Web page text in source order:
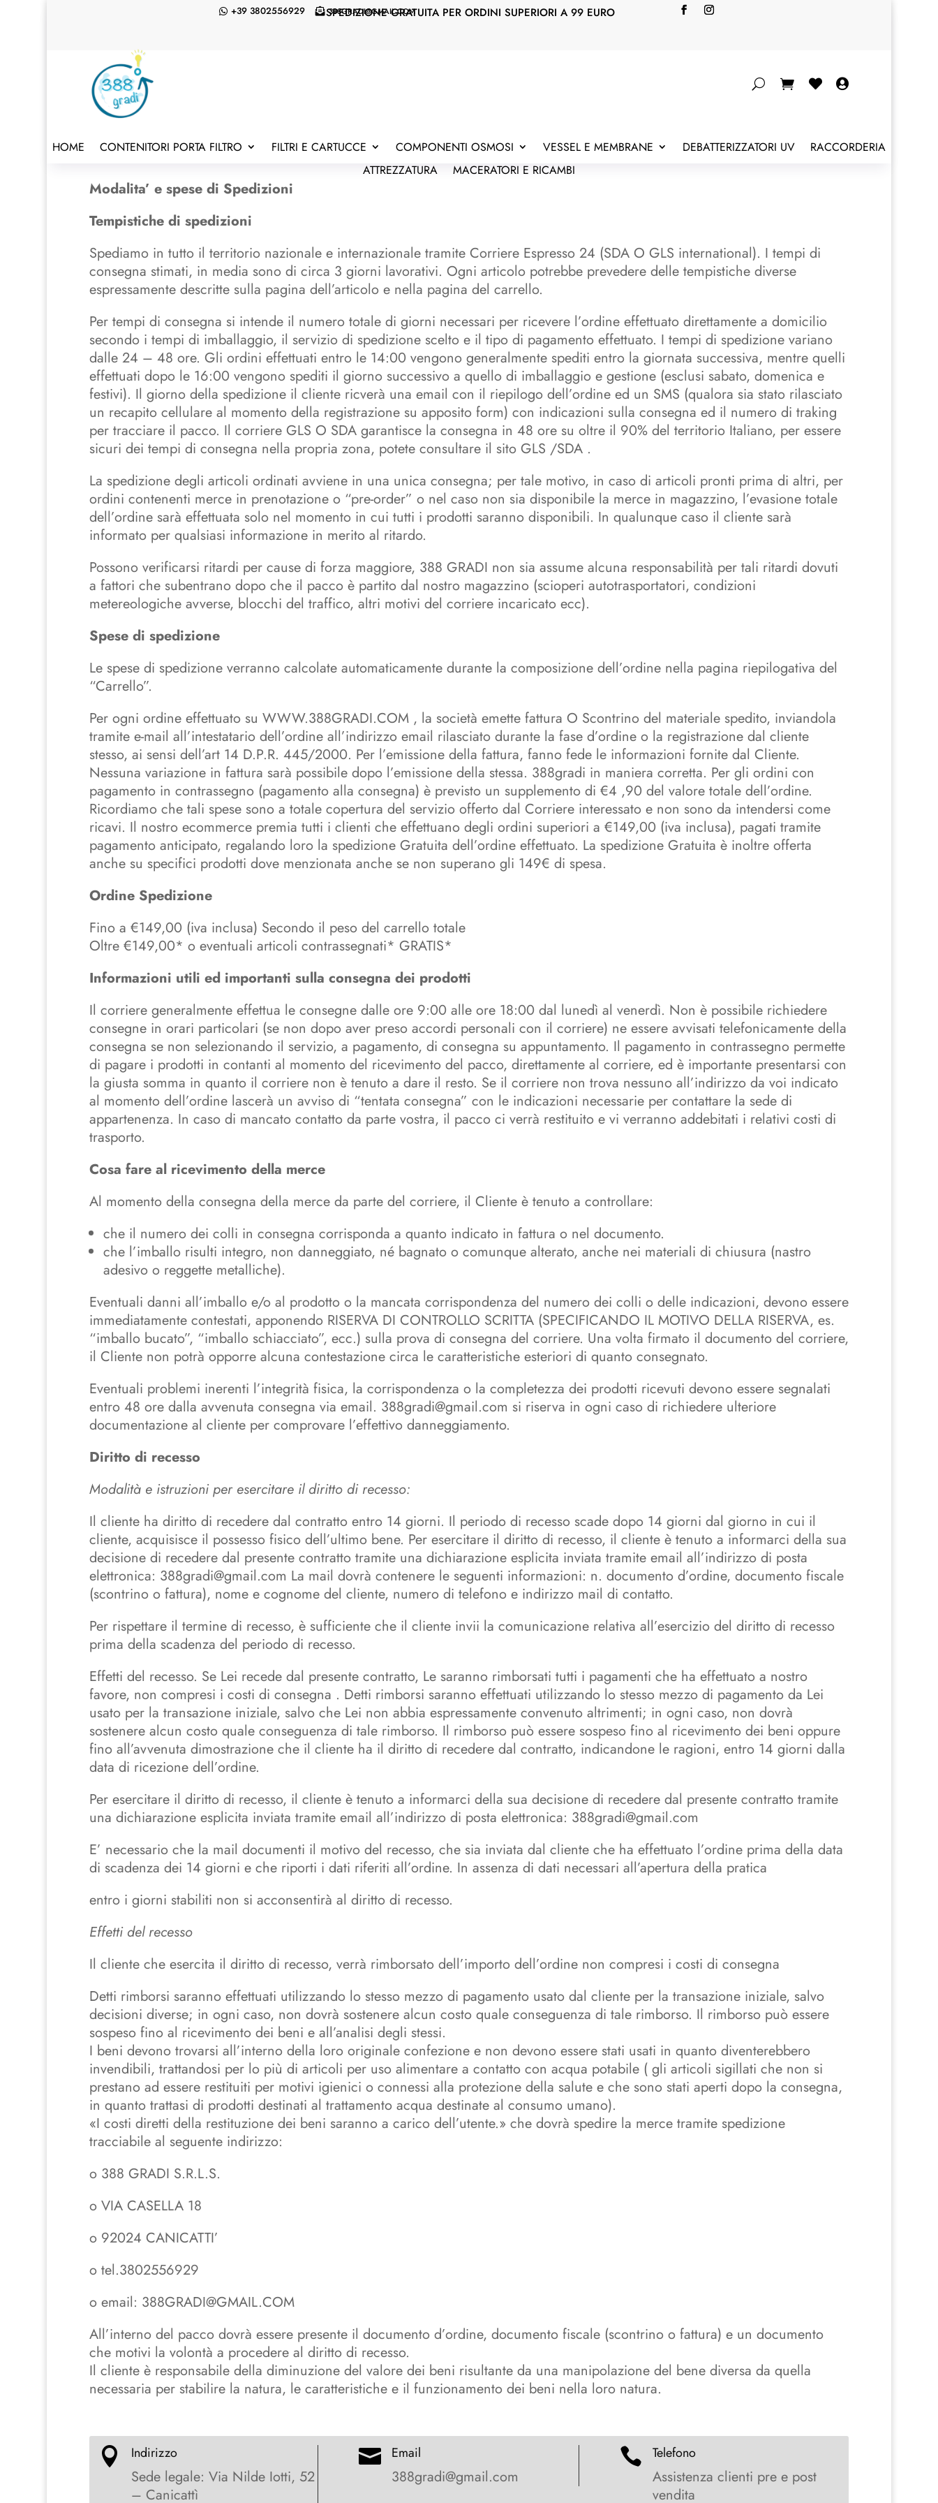
SPEDIZIONE GRATUITA PER ORDINI SUPERIORI A 99 EURO
 +39 3802556929  388GRADI@GMAIL.COM
 
HOME CONTENITORI PORTA FILTRO FILTRI E CARTUCCE COMPONENTI OSMOSI VESSEL E MEMBRANE DEBATTERIZZATORI UV
RACCORDERIA
ATTREZZATURA
MACERATORI E RICAMBI
Modalita’ e spese di Spedizioni
Tempistiche di spedizioni
Spediamo in tutto il territorio nazionale e internazionale tramite Corriere Espresso 24 (SDA O GLS international). I tempi di
consegna stimati, in media sono di circa 3 giorni lavorativi. Ogni articolo potrebbe prevedere delle tempistiche diverse
espressamente descritte sulla pagina dell’articolo e nella pagina del carrello.
Per tempi di consegna si intende il numero totale di giorni necessari per ricevere l’ordine effettuato direttamente a domicilio
secondo i tempi di imballaggio, il servizio di spedizione scelto e il tipo di pagamento effettuato. I tempi di spedizione variano
dalle 24 – 48 ore. Gli ordini effettuati entro le 14:00 vengono generalmente spediti entro la giornata successiva, mentre quelli
effettuati dopo le 16:00 vengono spediti il giorno successivo a quello di imballaggio e gestione (esclusi sabato, domenica e
festivi). Il giorno della spedizione il cliente ricverà una email con il riepilogo dell’ordine ed un SMS (qualora sia stato rilasciato
un recapito cellulare al momento della registrazione su apposito form) con indicazioni sulla consegna ed il numero di traking
per tracciare il pacco. Il corriere GLS O SDA garantisce la consegna in 48 ore su oltre il 90% del territorio Italiano, per essere
sicuri dei tempi di consegna nella propria zona, potete consultare il sito GLS /SDA .
La spedizione degli articoli ordinati avviene in una unica consegna; per tale motivo, in caso di articoli pronti prima di altri, per
ordini contenenti merce in prenotazione o “pre-order” o nel caso non sia disponibile la merce in magazzino, l’evasione totale
dell’ordine sarà effettuata solo nel momento in cui tutti i prodotti saranno disponibili. In qualunque caso il cliente sarà
informato per qualsiasi informazione in merito al ritardo.
Possono verificarsi ritardi per cause di forza maggiore, 388 GRADI non sia assume alcuna responsabilità per tali ritardi dovuti
a fattori che subentrano dopo che il pacco è partito dal nostro magazzino (scioperi autotrasportatori, condizioni
metereologiche avverse, blocchi del traffico, altri motivi del corriere incaricato ecc).
Spese di spedizione
Le spese di spedizione verranno calcolate automaticamente durante la composizione dell’ordine nella pagina riepilogativa del
“Carrello”.
Per ogni ordine effettuato su WWW.388GRADI.COM , la società emette fattura O Scontrino del materiale spedito, inviandola
tramite e-mail all’intestatario dell’ordine all’indirizzo email rilasciato durante la fase d’ordine o la registrazione dal cliente
stesso, ai sensi dell’art 14 D.P.R. 445/2000. Per l’emissione della fattura, fanno fede le informazioni fornite dal Cliente.
Nessuna variazione in fattura sarà possibile dopo l’emissione della stessa. 388gradi in maniera corretta. Per gli ordini con
pagamento in contrassegno (pagamento alla consegna) è previsto un supplemento di €4 ,90 del valore totale dell’ordine.
Ricordiamo che tali spese sono a totale copertura del servizio offerto dal Corriere interessato e non sono da intendersi come
ricavi. Il nostro ecommerce premia tutti i clienti che effettuano degli ordini superiori a €149,00 (iva inclusa), pagati tramite
pagamento anticipato, regalando loro la spedizione Gratuita dell’ordine effettuato. La spedizione Gratuita è inoltre offerta
anche su specifici prodotti dove menzionata anche se non superano gli 149€ di spesa.
Ordine Spedizione
Fino a €149,00 (iva inclusa) Secondo il peso del carrello totale
Oltre €149,00* o eventuali articoli contrassegnati* GRATIS*
Informazioni utili ed importanti sulla consegna dei prodotti
Il corriere generalmente effettua le consegne dalle ore 9:00 alle ore 18:00 dal lunedì al venerdì. Non è possibile richiedere
consegne in orari particolari (se non dopo aver preso accordi personali con il corriere) ne essere avvisati telefonicamente della
consegna se non selezionando il servizio, a pagamento, di consegna su appuntamento. Il pagamento in contrassegno permette
di pagare i prodotti in contanti al momento del ricevimento del pacco, direttamente al corriere, ed è importante presentarsi con
la giusta somma in quanto il corriere non è tenuto a dare il resto. Se il corriere non trova nessuno all’indirizzo da voi indicato
al momento dell’ordine lascerà un avviso di “tentata consegna” con le indicazioni necessarie per contattare la sede di
appartenenza. In caso di mancato contatto da parte vostra, il pacco ci verrà restituito e vi verranno addebitati i relativi costi di
trasporto.
Cosa fare al ricevimento della merce
Al momento della consegna della merce da parte del corriere, il Cliente è tenuto a controllare:
che il numero dei colli in consegna corrisponda a quanto indicato in fattura o nel documento.
che l’imballo risulti integro, non danneggiato, né bagnato o comunque alterato, anche nei materiali di chiusura (nastro
adesivo o reggette metalliche).
Eventuali danni all’imballo e/o al prodotto o la mancata corrispondenza del numero dei colli o delle indicazioni, devono essere
immediatamente contestati, apponendo RISERVA DI CONTROLLO SCRITTA (SPECIFICANDO IL MOTIVO DELLA RISERVA, es.
“imballo bucato”, “imballo schiacciato”, ecc.) sulla prova di consegna del corriere. Una volta firmato il documento del corriere,
il Cliente non potrà opporre alcuna contestazione circa le caratteristiche esteriori di quanto consegnato.
Eventuali problemi inerenti l’integrità fisica, la corrispondenza o la completezza dei prodotti ricevuti devono essere segnalati
entro 48 ore dalla avvenuta consegna via email. 388gradi@gmail.com si riserva in ogni caso di richiedere ulteriore
documentazione al cliente per comprovare l’effettivo danneggiamento.
Diritto di recesso
Modalità e istruzioni per esercitare il diritto di recesso:
Il cliente ha diritto di recedere dal contratto entro 14 giorni. Il periodo di recesso scade dopo 14 giorni dal giorno in cui il
cliente, acquisisce il possesso fisico dell’ultimo bene. Per esercitare il diritto di recesso, il cliente è tenuto a informarci della sua
decisione di recedere dal presente contratto tramite una dichiarazione esplicita inviata tramite email all’indirizzo di posta
elettronica: 388gradi@gmail.com La mail dovrà contenere le seguenti informazioni: n. documento d’ordine, documento fiscale
(scontrino o fattura), nome e cognome del cliente, numero di telefono e indirizzo mail di contatto.
Per rispettare il termine di recesso, è sufficiente che il cliente invii la comunicazione relativa all’esercizio del diritto di recesso
prima della scadenza del periodo di recesso.
Effetti del recesso. Se Lei recede dal presente contratto, Le saranno rimborsati tutti i pagamenti che ha effettuato a nostro
favore, non compresi i costi di consegna . Detti rimborsi saranno effettuati utilizzando lo stesso mezzo di pagamento da Lei
usato per la transazione iniziale, salvo che Lei non abbia espressamente convenuto altrimenti; in ogni caso, non dovrà
sostenere alcun costo quale conseguenza di tale rimborso. Il rimborso può essere sospeso fino al ricevimento dei beni oppure
fino all’avvenuta dimostrazione che il cliente ha il diritto di recedere dal contratto, indicandone le ragioni, entro 14 giorni dalla
data di ricezione dell’ordine.
Per esercitare il diritto di recesso, il cliente è tenuto a informarci della sua decisione di recedere dal presente contratto tramite
una dichiarazione esplicita inviata tramite email all’indirizzo di posta elettronica: 388gradi@gmail.com
E’ necessario che la mail documenti il motivo del recesso, che sia inviata dal cliente che ha effettuato l’ordine prima della data
di scadenza dei 14 giorni e che riporti i dati riferiti all’ordine. In assenza di dati necessari all’apertura della pratica
entro i giorni stabiliti non si acconsentirà al diritto di recesso.
Effetti del recesso
Il cliente che esercita il diritto di recesso, verrà rimborsato dell’importo dell’ordine non compresi i costi di consegna
Detti rimborsi saranno effettuati utilizzando lo stesso mezzo di pagamento usato dal cliente per la transazione iniziale, salvo
decisioni diverse; in ogni caso, non dovrà sostenere alcun costo quale conseguenza di tale rimborso. Il rimborso può essere
sospeso fino al ricevimento dei beni e all’analisi degli stessi.
I beni devono trovarsi all’interno della loro originale confezione e non devono essere stati usati in quanto diventerebbero
invendibili, trattandosi per lo più di articoli per uso alimentare a contatto con acqua potabile ( gli articoli sigillati che non si
prestano ad essere restituiti per motivi igienici o connessi alla protezione della salute e che sono stati aperti dopo la consegna,
in quanto trattasi di prodotti destinati al trattamento acqua destinate al consumo umano).
«I costi diretti della restituzione dei beni saranno a carico dell’utente.» che dovrà spedire la merce tramite spedizione
tracciabile al seguente indirizzo:
o 388 GRADI S.R.L.S.
o VIA CASELLA 18
o 92024 CANICATTI’
o tel.3802556929
o email: 388GRADI@GMAIL.COM
All’interno del pacco dovrà essere presente il documento d’ordine, documento fiscale (scontrino o fattura) e un documento
che motivi la volontà a procedere al diritto di recesso.
Il cliente è responsabile della diminuzione del valore dei beni risultante da una manipolazione del bene diversa da quella
necessaria per stabilire la natura, le caratteristiche e il funzionamento dei beni nella loro natura.
 Indirizzo
Sede legale: Via Nilde Iotti, 52
– Canicattì
 Email
388gradi@gmail.com
 Telefono
Assistenza clienti pre e post
vendita